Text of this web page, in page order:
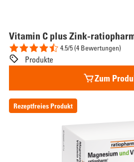
Vitamin C plus Zink-
4.5/5 (4 Bewertungen)
Produkte
Zum
Rezeptfreies Produkt